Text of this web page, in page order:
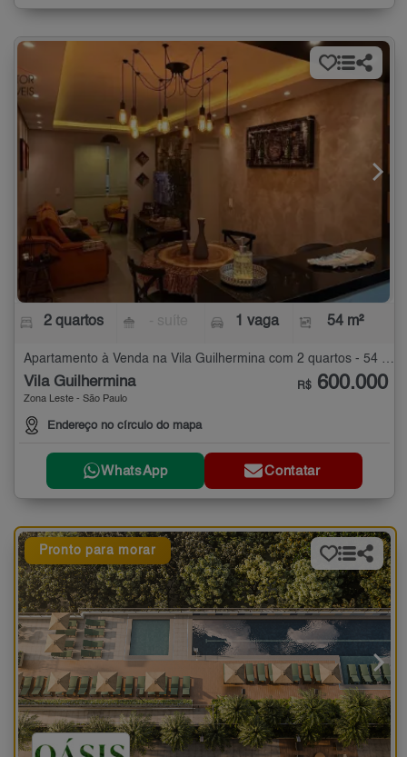
2 quartos 1 vaga 54 m²
Apartamento à Venda na Vila Guilhermina com 2 quartos - 54 m²
Vila Guilhermina
Zona Leste - São Paulo
Endereço no círculo do mapa
R$ 600.000
WhatsApp Contatar
Pronto para morar